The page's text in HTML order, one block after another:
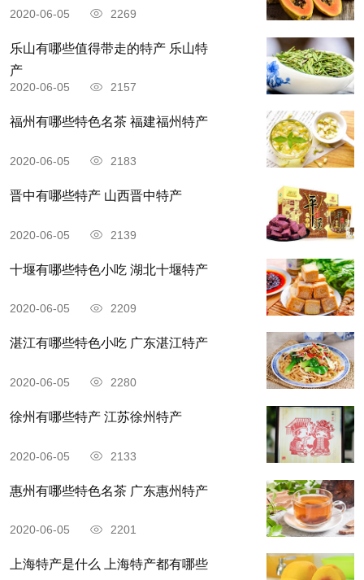
黄糍都是用大禾米作为原料，米洗干净滤干之
取出摊平在桌上切成方块，冷却后储藏备用。黄糍
的吃法有三种，分别是炒、煮、拌，口感富有嚼
劲，撒上糖拌着吃味道也很不错，是石城特色之
2020-06-05 2269
乐山有哪些值得带走的特产 乐山特
产
2020-06-05 2157
福州有哪些特色名茶 福建福州特产
2020-06-05 2183
晋中有哪些特产 山西晋中特产
2020-06-05 2139
十堰有哪些特色小吃 湖北十堰特产
2020-06-05 2209
湛江有哪些特色小吃 广东湛江特产
2020-06-05 2280
徐州有哪些特产 江苏徐州特产
2020-06-05 2133
惠州有哪些特色名茶 广东惠州特产
2020-06-05 2201
上海特产是什么 上海特产都有哪些